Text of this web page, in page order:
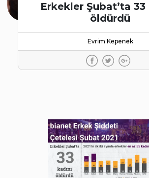
Erkekler Şubat’ta 33
öldürdü
Evrim Kepenek